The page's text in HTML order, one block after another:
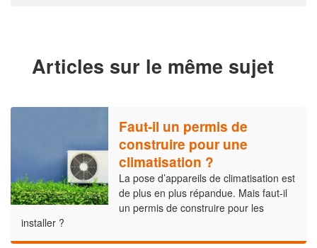
Articles sur le même sujet
Faut-il un permis de
construire pour une
climatisation ?
La pose d’appareils de climatisation est
de plus en plus répandue. Mais faut-il
un permis de construire pour les
installer ?